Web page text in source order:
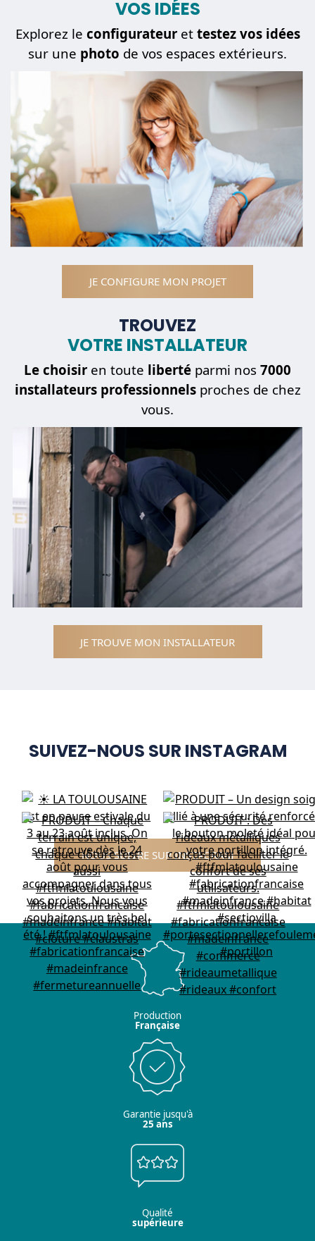
VOS IDÉES
Explorez le configurateuret testez vos idées
sur une photo de vos espaces extérieurs.
JE CONFIGURE MON PROJET
TROUVEZ
VOTRE INSTALLATEUR
Le choisir en toute liberté parmi nos 7000
installateurs professionnelsproches de chez
vous.
JE TROUVE MON INSTALLATEUR
SUIVEZ-NOUS SUR INSTAGRAM
NOUS SUIVRE SUR INSTAGRAM
Production
Française
Garantie jusqu'à
25 ans
Qualité
supérieure